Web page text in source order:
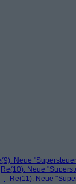
Neue
Re(10): Neue
Re(11): Neue